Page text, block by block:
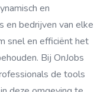
en
en bedrijven van elke
snel en efficiënt het
Bij OnJobs
de tools